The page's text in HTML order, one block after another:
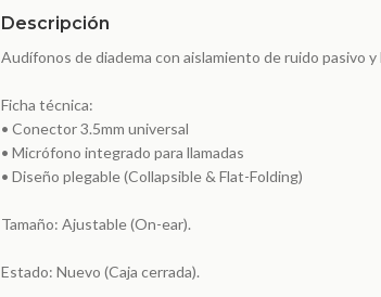
Descripción
Audífonos de diadema con aislamiento de ruido pasivo
Ficha técnica:
• Conector 3.5mm universal
• Micrófono integrado para llamadas
• Diseño plegable (Collapsible & Flat-Folding)
Tamaño: Ajustable (On-ear).
Estado: Nuevo (Caja cerrada).